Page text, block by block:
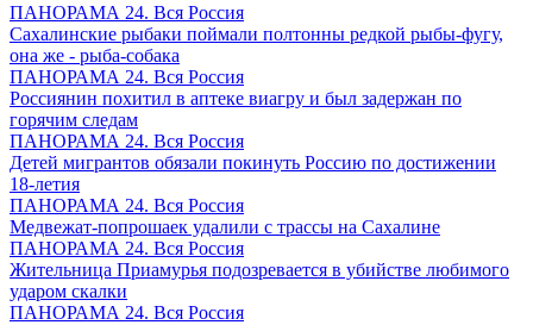
ПАНОРАМА 24. Вся Россия
Сахалинские рыбаки поймали полтонны редкой рыбы-фугу,
она же - рыба-собака
ПАНОРАМА 24. Вся Россия
Россиянин похитил в аптеке виагру и был задержан по
горячим следам
ПАНОРАМА 24. Вся Россия
Детей мигрантов обязали покинуть Россию по достижении
18-летия
ПАНОРАМА 24. Вся Россия
Медвежат-попрошаек удалили с трассы на Сахалине
ПАНОРАМА 24. Вся Россия
Жительница Приамурья подозревается в убийстве любимого
ударом скалки
ПАНОРАМА 24. Вся Россия